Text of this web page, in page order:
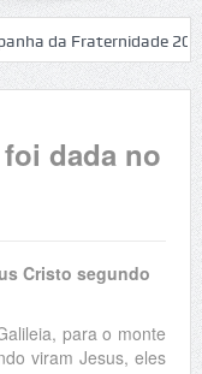
da Fraternidade 2020
dada no
Cristo segundo
para o monte
viram Jesus, eles